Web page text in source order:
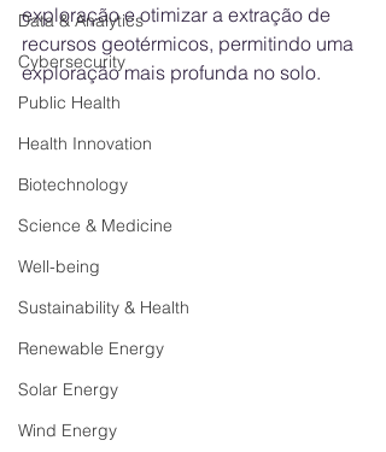
Data & Analytics
Cybersecurity
Public Health
Health Innovation
Biotechnology
Science & Medicine
Well-being
Sustainability & Health
Renewable Energy
Solar Energy
Wind Energy
exploração e otimizar a extração de
recursos geotérmicos, permitindo uma
exploração mais profunda no solo.